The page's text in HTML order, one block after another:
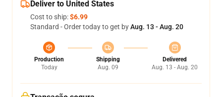
Deliver to United States
Cost to ship:$6.99
Standard - Order today to get byAug. 13 - Aug. 20
Production
Today
Shipping
Aug. 09
Delivered
Aug. 13 - Aug. 20